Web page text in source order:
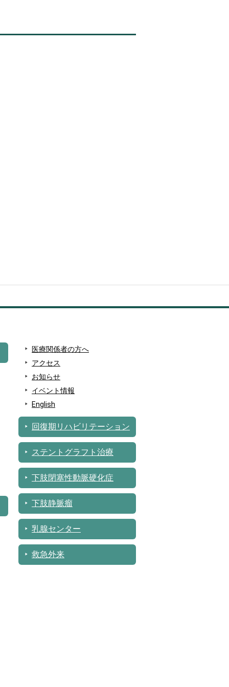
医療関係者の方へ
アクセス
お知らせ
イベント情報
English
回復期リハビリテーション
ステントグラフト治療
下肢閉塞性動脈硬化症
下肢静脈瘤
乳腺センター
救急外来